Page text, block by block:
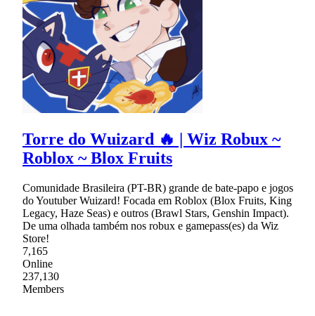
Torre do Wuizard 🔥 | Wiz Robux ~
Roblox ~ Blox Fruits
Comunidade Brasileira (PT-BR) grande de bate-papo e jogos
do Youtuber Wuizard! Focada em Roblox (Blox Fruits, King
Legacy, Haze Seas) e outros (Brawl Stars, Genshin Impact).
De uma olhada também nos robux e gamepass(es) da Wiz
Store!
7,165
Online
237,130
Members